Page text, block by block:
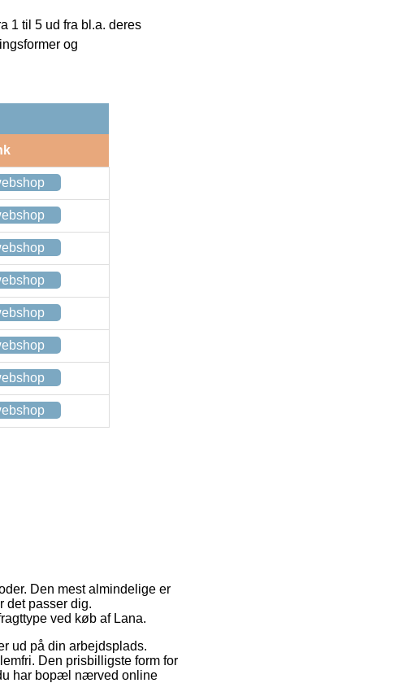
1 til 5 ud fra bl.a. deres
og
Den mest almindelige er
det passer dig.
ved køb af Lana.
ud på din arbejdsplads.
Den prisbilligste form for
har bopæl nærved online